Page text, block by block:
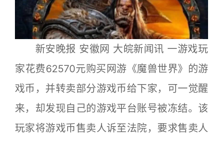
新安晚报 安徽网 大皖新闻讯 一游戏玩
家花费62570元购买网游《魔兽世界》的游
戏币，并转卖部分游戏币给下家，可一觉醒
来，却发现自己的游戏平台账号被冻结。该
玩家将游戏币售卖人诉至法院，要求售卖人